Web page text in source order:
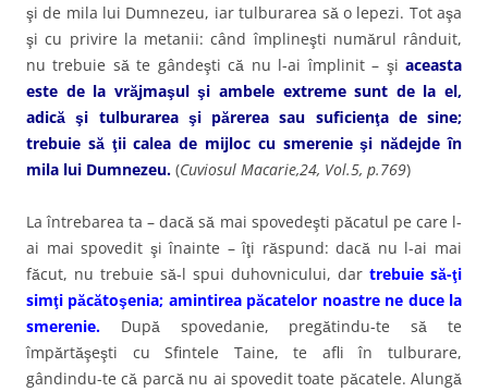
şi de mila lui Dumnezeu, iar tulburarea să o lepezi. Tot aşa
şi cu privire la metanii: când împlineşti numărul rânduit,
nu trebuie să te gândeşti că nu l-ai împlinit – şi aceasta
este de la vrăjmaşul şi ambele extreme sunt de la el,
adică şi tulburarea şi părerea sau suficienţa de sine;
trebuie să ţii calea de mijloc cu smerenie şi nădejde în
mila lui Dumnezeu. (Cuviosul Macarie,24, Vol.5, p.769)
La întrebarea ta – dacă să mai spovedeşti păcatul pe care l-
ai mai spovedit şi înainte – îţi răspund: dacă nu l-ai mai
făcut, nu trebuie să-l spui duhovnicului, dar trebuie să-ţi
simţi păcătoşenia; amintirea păcatelor noastre ne duce la
smerenie. După spovedanie, pregătindu-te să te
împărtăşeşti cu Sfintele Taine, te afli în tulburare,
gândindu-te că parcă nu ai spovedit toate păcatele. Alungă